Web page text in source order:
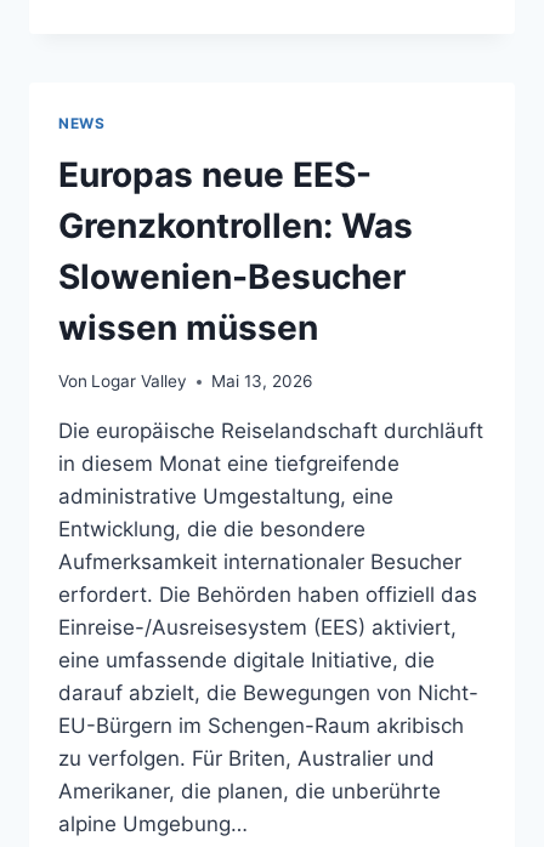
STEINER
ALPEN
NEWS
Europas neue EES-
Grenzkontrollen: Was
Slowenien-Besucher
wissen müssen
Von Logar Valley Mai 13, 2026
Die europäische Reiselandschaft durchläuft
in diesem Monat eine tiefgreifende
administrative Umgestaltung, eine
Entwicklung, die die besondere
Aufmerksamkeit internationaler Besucher
erfordert. Die Behörden haben offiziell das
Einreise-/Ausreisesystem (EES) aktiviert,
eine umfassende digitale Initiative, die
darauf abzielt, die Bewegungen von Nicht-
EU-Bürgern im Schengen-Raum akribisch
zu verfolgen. Für Briten, Australier und
Amerikaner, die planen, die unberührte
alpine Umgebung…